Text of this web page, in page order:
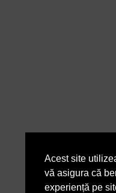
Acest site
vă asigura că
experiență pe